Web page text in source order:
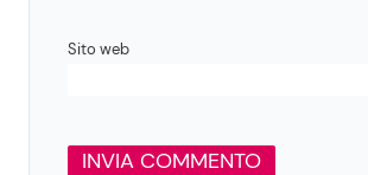
Sito web